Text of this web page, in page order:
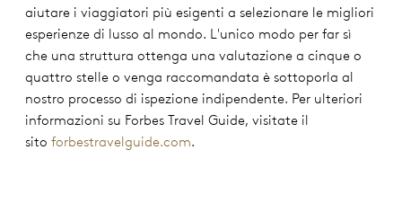
aiutare i viaggiatori più esigenti a selezionare le migliori
esperienze di lusso al mondo. L'unico modo per far sì
che una struttura ottenga una valutazione a cinque o
quattro stelle o venga raccomandata è sottoporla al
nostro processo di ispezione indipendente. Per ulteriori
informazioni su Forbes Travel Guide, visitate il
sito forbestravelguide.com.